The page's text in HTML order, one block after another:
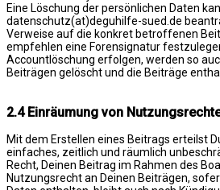
Eine Löschung der persönlichen Daten
datenschutz(at)deguhilfe-sued.de
Verweise auf die konkret betroffenen
empfehlen eine Forensignatur
Accountlöschung erfolgen, werden so
Beiträgen gelöscht und die Beiträge
2.4 Einräumung von
Mit dem Erstellen eines Beitrags erteilst
einfaches, zeitlich und räumlich
Recht, Deinen Beitrag im Rahmen des
Nutzungsrecht an Deinen Beiträgen,